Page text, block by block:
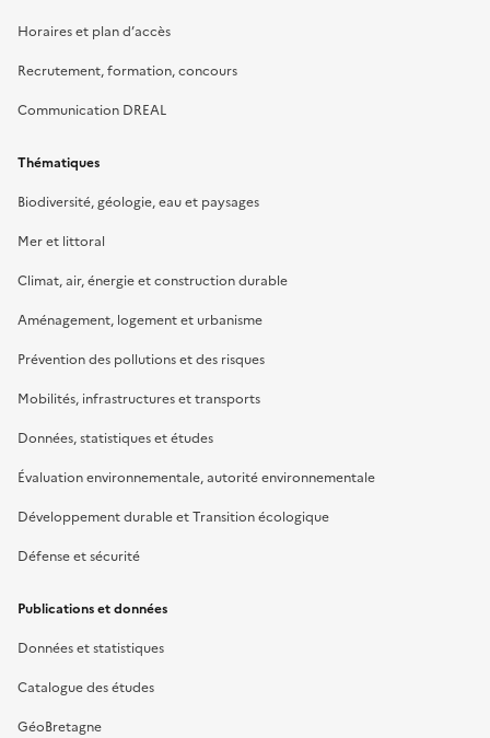
Horaires et plan d’accès
Recrutement, formation, concours
Communication DREAL
Thématiques
Biodiversité, géologie, eau et paysages
Mer et littoral
Climat, air, énergie et construction durable
Aménagement, logement et urbanisme
Prévention des pollutions et des risques
Mobilités, infrastructures et transports
Données, statistiques et études
Évaluation environnementale, autorité environnementale
Développement durable et Transition écologique
Défense et sécurité
Publications et données
Données et statistiques
Catalogue des études
GéoBretagne